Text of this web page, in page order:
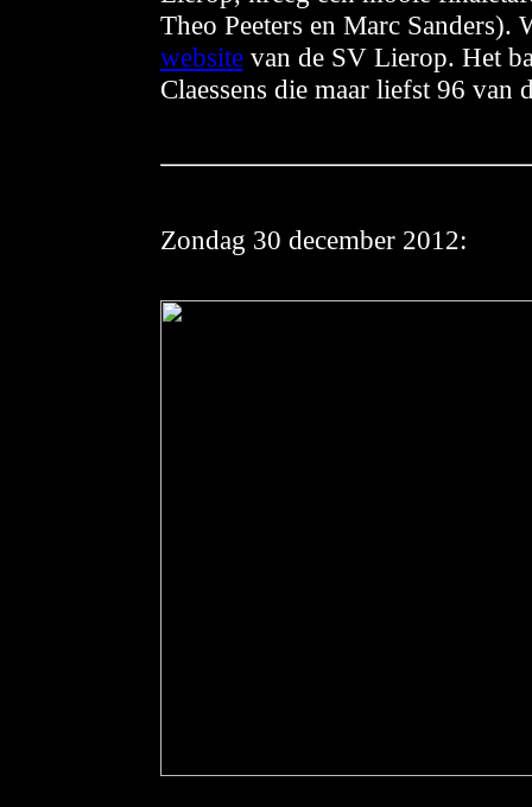
Theo Peeters en Marc Sanders).
websitevan de SV Lierop. Het
Claessens die maar liefst 96 van
Zondag 30 december 2012: